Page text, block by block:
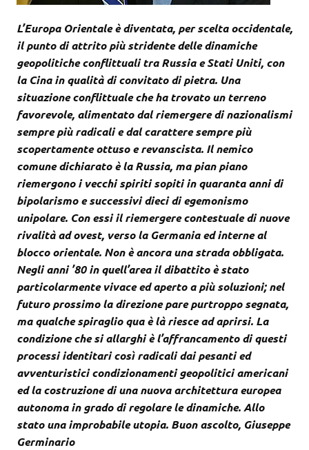
L’Europa Orientale è diventata, per scelta occidentale,
il punto di attrito più stridente delle dinamiche
geopolitiche conflittuali tra Russia e Stati Uniti, con
la Cina in qualità di convitato di pietra. Una
situazione conflittuale che ha trovato un terreno
favorevole, alimentato dal riemergere di nazionalismi
sempre più radicali e dal carattere sempre più
scopertamente ottuso e revanscista. Il nemico
comune dichiarato è la Russia, ma pian piano
riemergono i vecchi spiriti sopiti in quaranta anni di
bipolarismo e successivi dieci di egemonismo
unipolare. Con essi il riemergere contestuale di nuove
rivalità ad ovest, verso la Germania ed interne al
blocco orientale. Non è ancora una strada obbligata.
Negli anni ’80 in quell’area il dibattito è stato
particolarmente vivace ed aperto a più soluzioni; nel
futuro prossimo la direzione pare purtroppo segnata,
ma qualche spiraglio qua è là riesce ad aprirsi. La
condizione che si allarghi è l’affrancamento di questi
processi identitari così radicali dai pesanti ed
avventuristici condizionamenti geopolitici americani
ed la costruzione di una nuova architettura europea
autonoma in grado di regolare le dinamiche. Allo
stato una improbabile utopia. Buon ascolto, Giuseppe
Germinario